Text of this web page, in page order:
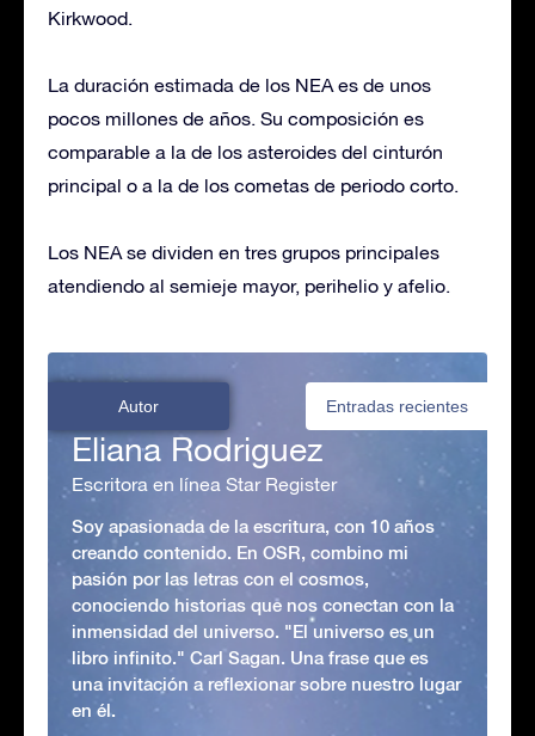
Kirkwood.​
La duración estimada de los NEA es de unos
pocos millones de años. Su composición es
comparable a la de los asteroides del cinturón
principal o a la de los cometas de periodo corto.
Los NEA se dividen en tres grupos principales
atendiendo al semieje mayor, perihelio y afelio.
Autor Entradas recientes
Eliana Rodriguez
Escritora en línea Star Register
Soy apasionada de la escritura, con 10 años
creando contenido. En OSR, combino mi
pasión por las letras con el cosmos,
conociendo historias que nos conectan con la
inmensidad del universo. "El universo es un
libro infinito." Carl Sagan. Una frase que es
una invitación a reflexionar sobre nuestro lugar
en él.